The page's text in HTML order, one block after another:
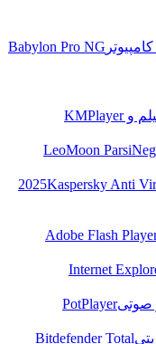
Babylon Pro NG
وKMPlayer
LeoMoon
Kaspersky Anti
Adobe Flash
Internet
صوتیPotPlayer
Bitdefender Total